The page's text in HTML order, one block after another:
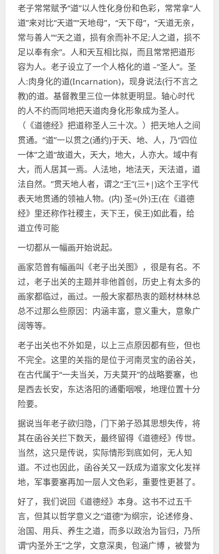
老子常常赋予“道”以人性化身份和色彩，常常拿“人
道”来对比“天道”“天地母”，“天下母”，“天道无亲，
常与善人”“天之道，损有余而补不足;人之道，损不
足以奉有余”。人和天互相比拟，而且常常把道形
容为人。老子设立了一个人格化的道 –“圣人”。圣
人:肉身化的道(Incarnation)，现身说法(行不言之
教)的道。基督教里三位一体就更明显。轴心时代
的人不约而同地把天道肉身化形象成为圣人。
（《道德经》把道称圣人三十次。）把天地人之间
贯通。“道”一以贯之(通约)于天、地、人，乃“四位
一体”之道“故道大，天大，地大，人亦大。域中有
大，而人居其一焉。人法地，地法天，天法道，道
法自然。”贯天地人者，谓之“王”(三+|)这个王字代
表天地贯通的领袖人物。(内) 圣=(外)王(在《道德
经》里还称作社稷主，天下王，侯王)如此看，给
道立传可能
一切都从一幅画开始说起。
画家范曾有幅画叫《老子出关图》，很是有名。不
过，老子出关的主题并非他首创，历史上有太多的
画家都临过，画过。一般大家都热衷的题材林林总
总不过那么些原因：内涵丰富，意义重大，意象广
阔等等。
老子出关也不外如是，以上三点原因都有些，但也
不完全。这里的关指的是位于河南灵宝的函谷关，
在古代属于“一夫当关，万夫莫开”的战略要塞，也
是西去长安，东达洛阳的通衢咽喉，地理位置十分
险要。
据说当年老子欲归隐，门下弟子恐其思想失传，将
其在函谷关拦下数天，最终留得《道德经》传世。
当然，这只是传说，实际情形到底如何，无人知
道。不过也因此，函谷关又一跃成为道家文化发祥
地，军事要塞再加一层人文色彩，重要性更甚了。
好了，我们说回《道德经》本身。这书不过五千
言，但其以哲学意义之“道德”为纲宗，论述修身、
治国、用兵、养生之道，而多以政治为旨归，乃所
谓“内圣外王”之学，文意深奥，包涵广博 ，被誉为